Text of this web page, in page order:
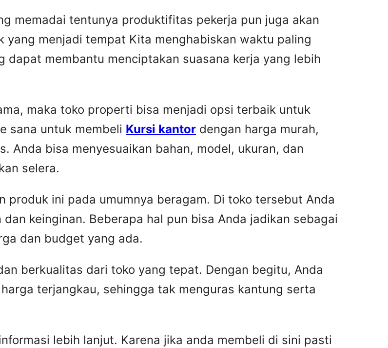
memadai tentunya produktifitas pekerja pun juga akan
menjadi tempat Kita menghabiskan waktu paling
membantu menciptakan suasana kerja yang lebih
maka toko properti bisa menjadi opsi terbaik untuk
sana untuk membeli Kursi kantor dengan harga murah,
Anda bisa menyesuaikan bahan, model, ukuran, dan
selera.
produk ini pada umumnya beragam. Di toko tersebut Anda
keinginan. Beberapa hal pun bisa Anda jadikan sebagai
dan budget yang ada.
berkualitas dari toko yang tepat. Dengan begitu, Anda
terjangkau, sehingga tak menguras kantung serta
lebih lanjut. Karena jika anda membeli di sini pasti